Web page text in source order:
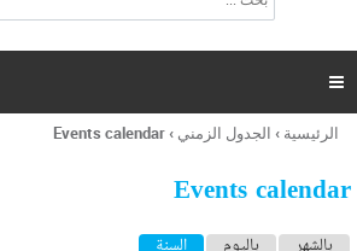
ت
ر
ل
ح
ب

أنت
هنا
الرئيسية › الجدول الزمني ›
Events calendar
Events calendar